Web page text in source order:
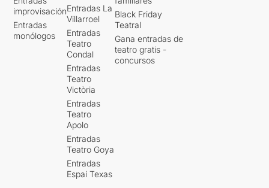
improvisación
Entradas
monólogos
Entradas La
Villarroel
Entradas
Teatro
Condal
Entradas
Teatro
Victòria
Entradas
Teatro
Apolo
Entradas
Teatro Goya
Entradas
Espai Texas
Black Friday
Teatral
Gana entradas de
teatro gratis -
concursos